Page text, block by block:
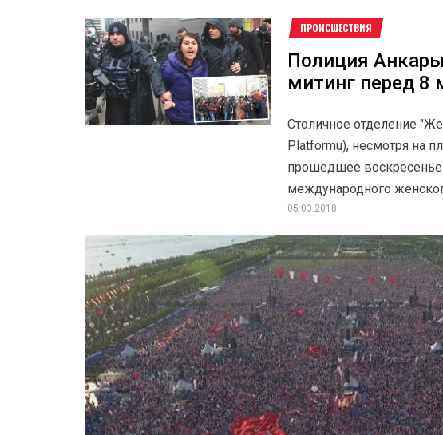
ПРОИСШЕСТВИЯ
Полиция
митинг перед 8
Столичное отделение
Platformu), несмотря на
прошедшее
международного
05.03.2018